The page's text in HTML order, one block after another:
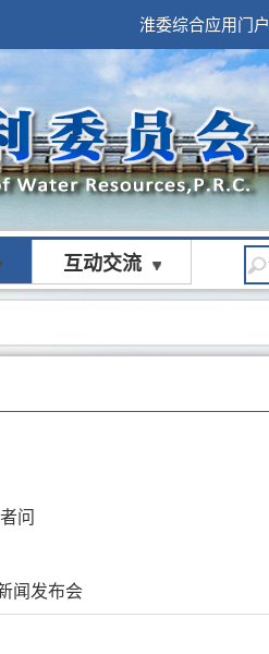
淮委综合应用门户
互动交流
问
闻发布会